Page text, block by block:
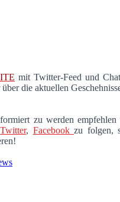
mit Twitter-Feed und
die aktuellen
zu werden
Twitter, Facebookzu folgen,